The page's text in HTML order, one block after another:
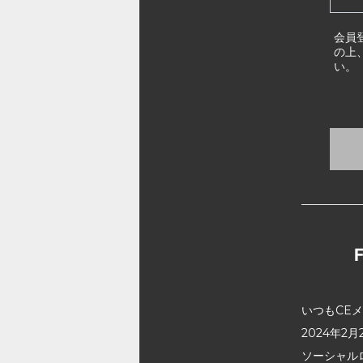
会員
の上
い。
いつもCE
2024年2月
ソーシャ